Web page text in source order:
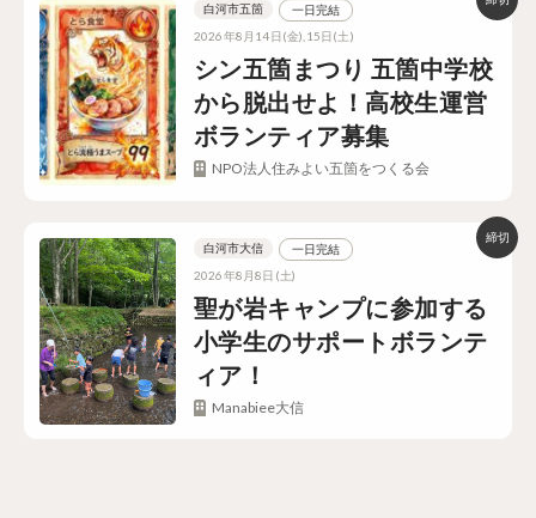
シン五箇まつり 五箇中学校
から脱出せよ！高校生運営
ボランティア募集
白河市五箇
一日完結
2026年8月14日(金),15日(土)
NPO法人住みよい五箇をつくる会
聖が岩キャンプに参加する
小学生のサポートボランテ
ィア！
白河市大信
一日完結
2026年8月8日(土)
Manabiee大信